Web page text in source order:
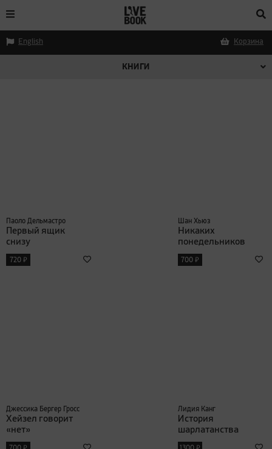
Корзина
English
КНИГИ
Паоло Дельмастро
Первый ящик
снизу
720 ₽
Шан Хьюз
Никаких
понедельников
700 ₽
Джессика Бергер Гросс
Хейзел говорит
«нет»
Лидия Канг
История
шарлатанства